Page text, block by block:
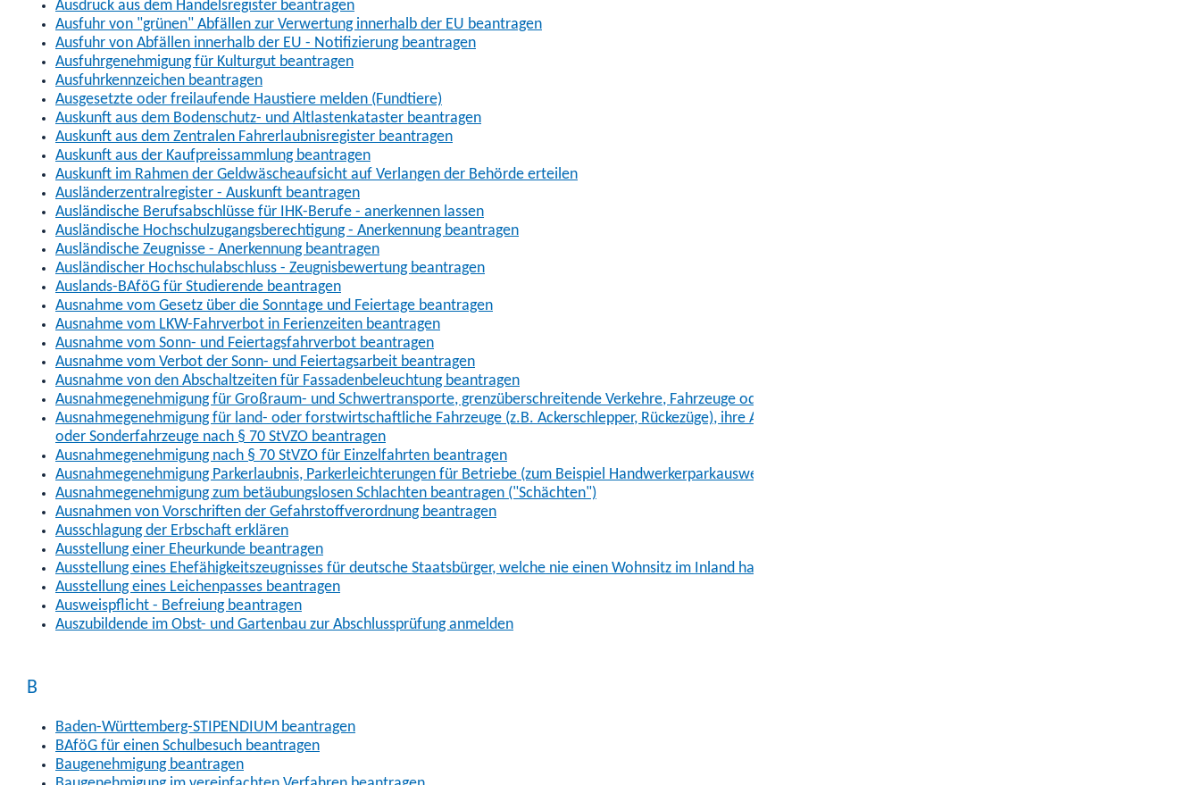
Ausdruck aus dem Handelsregister beantragen
Ausfuhr von "grünen" Abfällen zur Verwertung innerhalb der EU beantragen
Ausfuhr von Abfällen innerhalb der EU - Notifizierung beantragen
Ausfuhrgenehmigung für Kulturgut beantragen
Ausfuhrkennzeichen beantragen
Ausgesetzte oder freilaufende Haustiere melden (Fundtiere)
Auskunft aus dem Bodenschutz- und Altlastenkataster beantragen
Auskunft aus dem Zentralen Fahrerlaubnisregister beantragen
Auskunft aus der Kaufpreissammlung beantragen
Auskunft im Rahmen der Geldwäscheaufsicht auf Verlangen der Behörde erteilen
Ausländerzentralregister - Auskunft beantragen
Ausländische Berufsabschlüsse für IHK-Berufe - anerkennen lassen
Ausländische Hochschulzugangsberechtigung - Anerkennung beantragen
Ausländische Zeugnisse - Anerkennung beantragen
Ausländischer Hochschulabschluss - Zeugnisbewertung beantragen
Auslands-BAföG für Studierende beantragen
Ausnahme vom Gesetz über die Sonntage und Feiertage beantragen
Ausnahme vom LKW-Fahrverbot in Ferienzeiten beantragen
Ausnahme vom Sonn- und Feiertagsfahrverbot beantragen
Ausnahme vom Verbot der Sonn- und Feiertagsarbeit beantragen
Ausnahme von den Abschaltzeiten für Fassadenbeleuchtung beantragen
Ausnahmegenehmigung für Großraum- und Schwertransporte, grenzüberschreitende Verkehre, Fahrzeuge oder Fahrzeugkombinationen nach § 70 StVZO beantragen
Ausnahmegenehmigung für land- oder forstwirtschaftliche Fahrzeuge (z.B. Ackerschlepper, Rückezüge), ihre Anhänger, Arbeitsmaschinen (z.B. Gabelstapler, Mähdrescher)
oder Sonderfahrzeuge nach § 70 StVZO beantragen
Ausnahmegenehmigung nach § 70 StVZO für Einzelfahrten beantragen
Ausnahmegenehmigung Parkerlaubnis, Parkerleichterungen für Betriebe (zum Beispiel Handwerkerparkausweis)
Ausnahmegenehmigung zum betäubungslosen Schlachten beantragen ("Schächten")
Ausnahmen von Vorschriften der Gefahrstoffverordnung beantragen
Ausschlagung der Erbschaft erklären
Ausstellung einer Eheurkunde beantragen
Ausstellung eines Ehefähigkeitszeugnisses für deutsche Staatsbürger, welche nie einen Wohnsitz im Inland hatten
Ausstellung eines Leichenpasses beantragen
Ausweispflicht - Befreiung beantragen
Auszubildende im Obst- und Gartenbau zur Abschlussprüfung anmelden
B
Baden-Württemberg-STIPENDIUM beantragen
BAföG für einen Schulbesuch beantragen
Baugenehmigung beantragen